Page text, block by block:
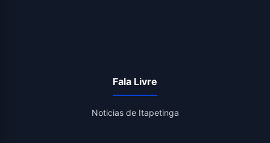
Fala Livre
Noticias de Itapetinga